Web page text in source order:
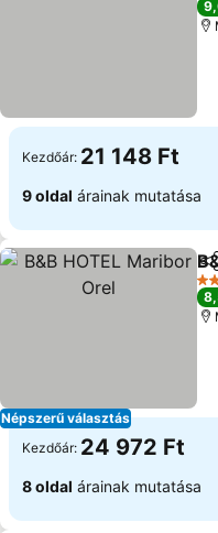
Kezdőár: 21 148 Ft
9 oldal árainak mutatása
Népszerű választás
3
Kezdőár: 24 972 Ft
8 oldal árainak mutatása